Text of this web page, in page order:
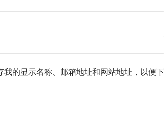
我的显示名称、邮箱地址和网站地址，以便下